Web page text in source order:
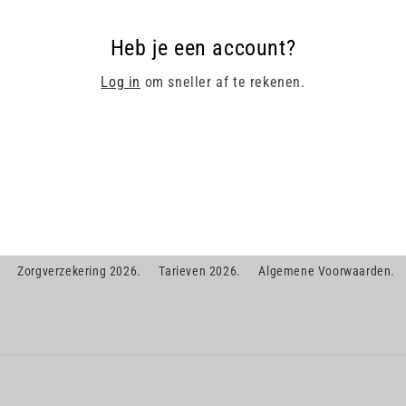
Heb je een account?
Log in om sneller af te rekenen.
Zorgverzekering 2026. Tarieven 2026. Algemene Voorwaarden.